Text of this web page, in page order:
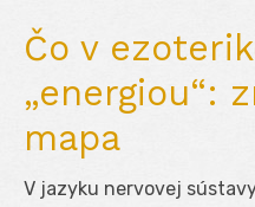
Čo v
„energiou“:
mapa
V jazyku nervovej